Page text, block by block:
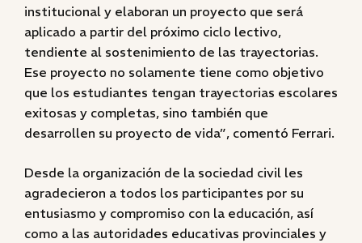
institucional y elaboran un proyecto que será
aplicado a partir del próximo ciclo lectivo,
tendiente al sostenimiento de las trayectorias.
Ese proyecto no solamente tiene como objetivo
que los estudiantes tengan trayectorias escolares
exitosas y completas, sino también que
desarrollen su proyecto de vida”, comentó Ferrari.
Desde la organización de la sociedad civil les
agradecieron a todos los participantes por su
entusiasmo y compromiso con la educación, así
como a las autoridades educativas provinciales y